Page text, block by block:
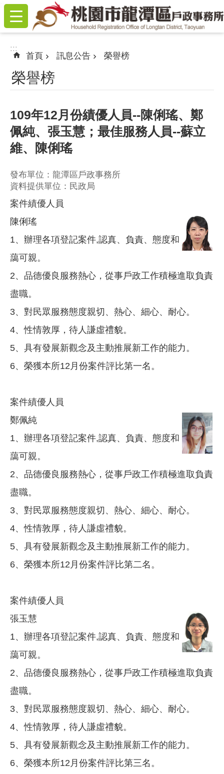
跳到主要內容區塊
:::
:::
首頁 訊息公告 榮譽榜
榮譽榜
109年12月份績優人員--陳俐瑤、鄭
佩純、張玉慧；最佳服務人員--蘇立
維、陳俐瑤
發布單位：龍潭區戶政事務所
資料提供單位：民政局
案件績優人員
陳俐瑤
1、辦理各項登記案件,認真、負責、態度和
藹可親。
2、品德優良服務熱心，從事戶政工作積極進取負責
盡職。
3、對民眾服務態度親切、熱心、細心、耐心。
4、性情敦厚，待人謙虛禮貌。
5、具有發展新觀念及主動推展新工作的能力。
6、榮獲本所12月份案件評比第一名。
案件績優人員
鄭佩純
1、辦理各項登記案件,認真、負責、態度和
藹可親。
2、品德優良服務熱心，從事戶政工作積極進取負責
盡職。
3、對民眾服務態度親切、熱心、細心、耐心。
4、性情敦厚，待人謙虛禮貌。
5、具有發展新觀念及主動推展新工作的能力。
6、榮獲本所12月份案件評比第二名。
案件績優人員
張玉慧
1、辦理各項登記案件,認真、負責、態度和
藹可親。
2、品德優良服務熱心，從事戶政工作積極進取負責
盡職。
3、對民眾服務態度親切、熱心、細心、耐心。
4、性情敦厚，待人謙虛禮貌。
5、具有發展新觀念及主動推展新工作的能力。
6、榮獲本所12月份案件評比第三名。